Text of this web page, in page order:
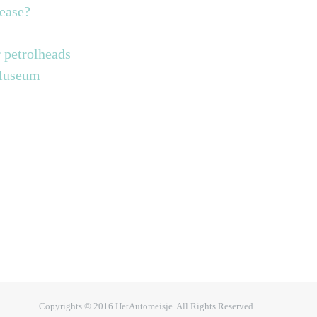
Copyrights © 2016 HetAutomeisje. All Rights Reserved.